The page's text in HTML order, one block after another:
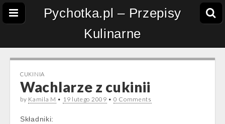
Pychotka.pl – Przepisy
Kulinarne
CUKINIA
Wachlarze z cukinii
by Kamila M • 19 lutego 2009 • 0 Comments
Składniki: